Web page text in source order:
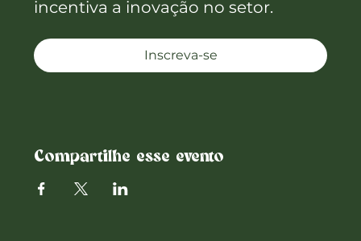
incentiva a inovação no setor.
Inscreva-se
Compartilhe esse evento